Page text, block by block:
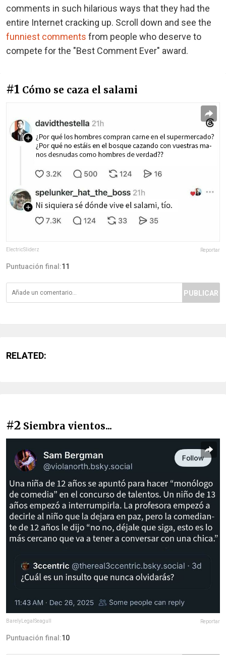
comments in such hilarious ways that they had the
entire Internet cracking up. Scroll down and see the
funniest comments from people who deserve to
compete for the "Best Comment Ever" award.
#1 Cómo se caza el salami
ElectricSliderz Reportar
Puntuación final:11
PUBLICAR
RELATED:
#2 Siembra vientos...
BarelyLegalSeagull Reportar
Puntuación final:10